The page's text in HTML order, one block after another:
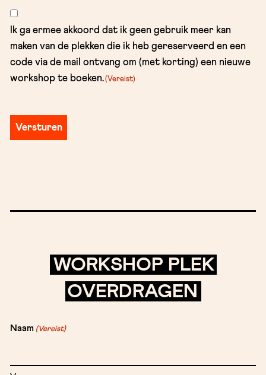
Instemming
(Vereist)
Ik ga ermee akkoord dat ik geen gebruik meer kan
maken van de plekken die ik heb gereserveerd en een
code via de mail ontvang om (met korting) een nieuwe
workshop te boeken.(Vereist)
WORKSHOP PLEK
OVERDRAGEN
Naam (Vereist)